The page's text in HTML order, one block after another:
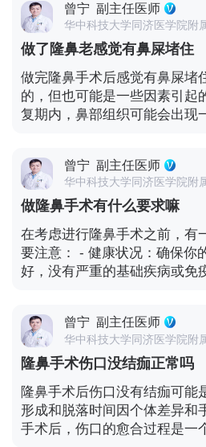
并遵循他们的建议和指导。他
况，制定最合适的治疗计划，
治疗都能顺利进行，并达到良
术的具体过程、风险和效果，
和需求做出决策。 需要注意的
为复杂的整形手术，选择合适
要。不要仅仅根据费用来做出
方面因素，确保手术的安全和
行手术之前，一定要充分了解
在并发症。
素的影响： - 材料质量：高质
更好的耐久性和稳定性。 - 手
技术对于假体的稳定性和寿命
富的医生能够更好地放置假体
- 个体差异：每个人的身体对
有些人可能对假体材料产生良
可能会出现排异反应或其他问
寿命。避免剧烈碰撞、挤压鼻
腔卫生，都有助于延长假体的
假体隆鼻可以持久地改善鼻部
移，可能会出现一些变化，如
化等。在这种情况下，可能需
假体。 定期复查和与医生的沟
可以通过定期检查来评估假体
的情况提供更详细和个性化的
曾宁 副主任医师
华中科技大学同济医学院附
做了隆鼻老感觉有鼻屎堵住
做完隆鼻手术后感觉有鼻屎堵
的，但也可能是一些因素引起
复期内，鼻部组织可能会出现
生理功能可能会受到一定影响
些肿胀，导致空气流通不顺畅
屎堵住。 为了缓解这种感觉，
清洁鼻腔：使用生理盐水喷雾
帮助清除分泌物和减轻不适感
力擤鼻涕，以免对手术部位造
地擤鼻，以清除多余的分泌物
少不适感。 - 定期复查：按照
查，让医生检查手术部位的恢
建议和处理。 需要注意的是，
况持续存在或伴有其他异常症
或出血等，应及时咨询医生。
定是否存在其他问题，并采取
鼻手术后的恢复期间，要注意
曾宁 副主任医师
华中科技大学同济医学院附
做隆鼻手术有什么要求嘛
在考虑进行隆鼻手术之前，有
要注意： - 健康状况：确保你
好，没有严重的基础疾病或免
需要有足够的心理准备和现实
险、效果和可能的并发症，并
通。 - 年龄限制：一般来说，
人。未成年人的面部发育尚未
此类手术。 - 鼻部问题：隆鼻
的外观问题，如鼻梁低矮、鼻
会根据你的具体问题和期望，
曾宁 副主任医师
华中科技大学同济医学院附
隆鼻手术伤口没结痂正常吗
隆鼻手术后伤口没有结痂可能
形成和脱落时间因个体差异和
手术后，伤口的愈合过程是一